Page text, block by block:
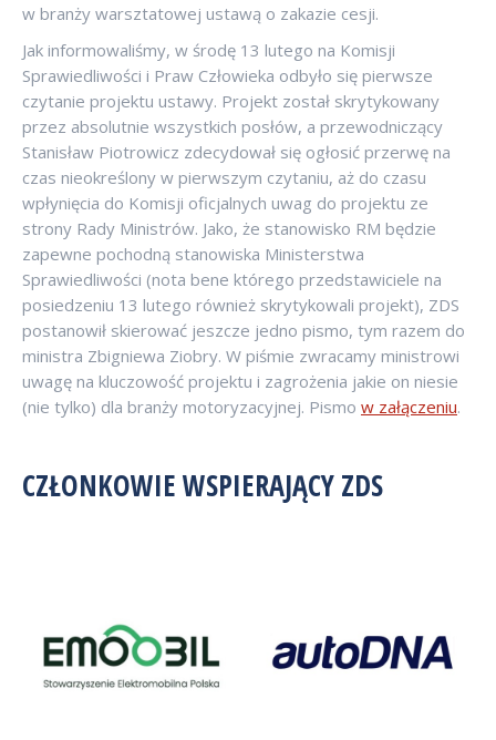
w branży warsztatowej ustawą o zakazie cesji.
Jak informowaliśmy, w środę 13 lutego na Komisji
Sprawiedliwości i Praw Człowieka odbyło się pierwsze
czytanie projektu ustawy. Projekt został skrytykowany
przez absolutnie wszystkich posłów, a przewodniczący
Stanisław Piotrowicz zdecydował się ogłosić przerwę na
czas nieokreślony w pierwszym czytaniu, aż do czasu
wpłynięcia do Komisji oficjalnych uwag do projektu ze
strony Rady Ministrów. Jako, że stanowisko RM będzie
zapewne pochodną stanowiska Ministerstwa
Sprawiedliwości (nota bene którego przedstawiciele na
posiedzeniu 13 lutego również skrytykowali projekt), ZDS
postanowił skierować jeszcze jedno pismo, tym razem do
ministra Zbigniewa Ziobry. W piśmie zwracamy ministrowi
uwagę na kluczowość projektu i zagrożenia jakie on niesie
(nie tylko) dla branży motoryzacyjnej. Pismo w załączeniu.
CZŁONKOWIE WSPIERAJĄCY ZDS